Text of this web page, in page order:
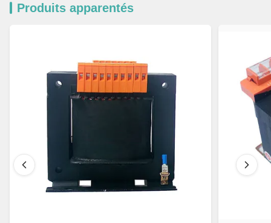
Produits apparentés